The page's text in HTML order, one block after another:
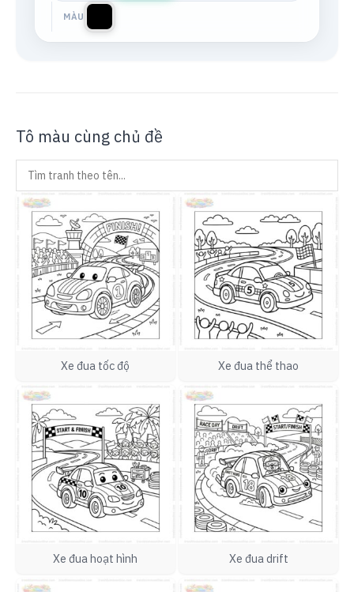
MÀU
Tô màu cùng chủ đề
Xe đua tốc độ Xe đua thể thao
Xe đua hoạt hình Xe đua drift